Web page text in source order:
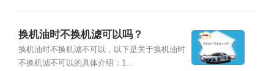
换机油时不换机滤可以吗？
换机油时不换机滤不可以，以下是关于换机油时
不换机滤不可以的具体介绍：1...